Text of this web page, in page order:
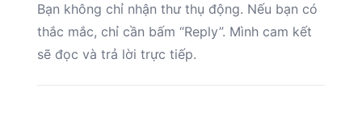
Bạn không chỉ nhận thư thụ động. Nếu bạn có
thắc mắc, chỉ cần bấm “Reply”. Mình cam kết
sẽ đọc và trả lời trực tiếp.